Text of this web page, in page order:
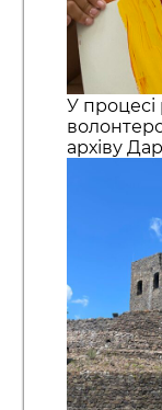
У процесі
архіву